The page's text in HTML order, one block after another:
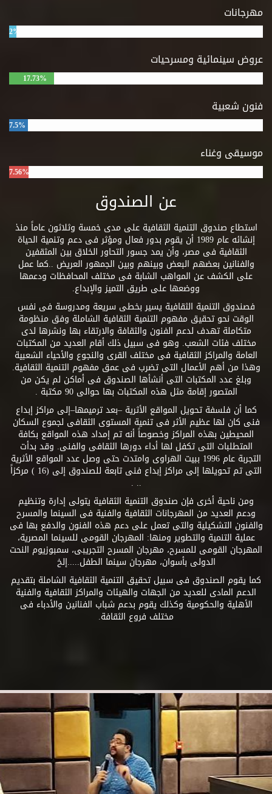
مهرجانات
2%
عروض سينمائية ومسرحيات
17.73%
فنون شعبية
7.5%
موسيقى وغناء
7.56%
عن الصندوق
استطاع صندوق التنمية الثقافية على مدى خمسة وثلاثون عاماً منذ
إنشائه عام 1989 أن يقوم بدور فعال ومؤثر فى دعم وتنمية الحياة
الثقافية فى مصر، وأن يمد جسور التحاور الخلاق بين المثقفين
والفنانين بعضهم البعض وبينهم وبين الجمهور العريض ..كما عمل
على الكشف عن المواهب الشابة فى مختلف المحافظات ودعمها
ووضعها على طريق التميز والإبداع.
فصندوق التنمية الثقافية يسير بخطى سريعة ومدروسة فى نفس
الوقت نحو تحقيق مفهوم التنمية الثقافية الشاملة وفق منظومة
متكاملة تهدف لدعم الفنون والثقافة والارتقاء بها ونشرها لدى
مختلف فئات الشعب. وهو فى سبيل ذلك أقام العديد من المكتبات
العامة والمراكز الثقافية فى مختلف القرى والنجوع والأحياء الشعبية
وهذا من أهم الأعمال التى تضرب فى عمق مفهوم التنمية الثقافية.
وبلغ عدد المكتبات التى أنشأها الصندوق فى أماكن لم يكن من
المتصور إقامة مثل هذه المكتبات بها حوالى 90 مكتبة .
كما أن فلسفة تحويل المواقع الأثرية –بعد ترميمها–إلى مراكز إبداع
فنى كان لها عظيم الأثر فى تنمية المستوى الثقافى لجموع السكان
المحيطين بهذه المراكز وخصوصاً أنه تم إمداد هذه المواقع بكافة
المتطلبات التى تكفل لها أداء دورها الثقافى والفنى. وقد بدأت
التجربة عام 1996 ببيت الهراوى وامتدت حتى وصل عدد المواقع الأثرية
التى تم تحويلها إلى مراكز إبداع فنى تابعة للصندوق إلى (16 ) مركزاً
.. .
ومن ناحية أخرى فإن صندوق التنمية الثقافية يتولى إدارة وتنظيم
ودعم العديد من المهرجانات الثقافية والفنية فى السينما والمسرح
والفنون التشكيلية والتى تعمل على دعم هذه الفنون والدفع بها فى
عملية التنمية والتطوير ومنها: المهرجان القومى للسينما المصرية،
المهرجان القومى للمسرح، مهرجان المسرح التجريبى، سمبوزيوم النحت
الدولى بأسوان، مهرجان سينما الطفل.....إلخ
كما يقوم الصندوق فى سبيل تحقيق التنمية الثقافية الشاملة بتقديم
الدعم المادى للعديد من الجهات والهيئات والمراكز الثقافية والفنية
الأهلية والحكومية وكذلك يقوم بدعم شباب الفنانين والأدباء فى
مختلف فروع الثقافة.